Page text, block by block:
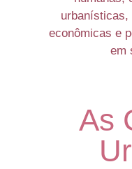
urbanísticas,
econômicas e
em
As